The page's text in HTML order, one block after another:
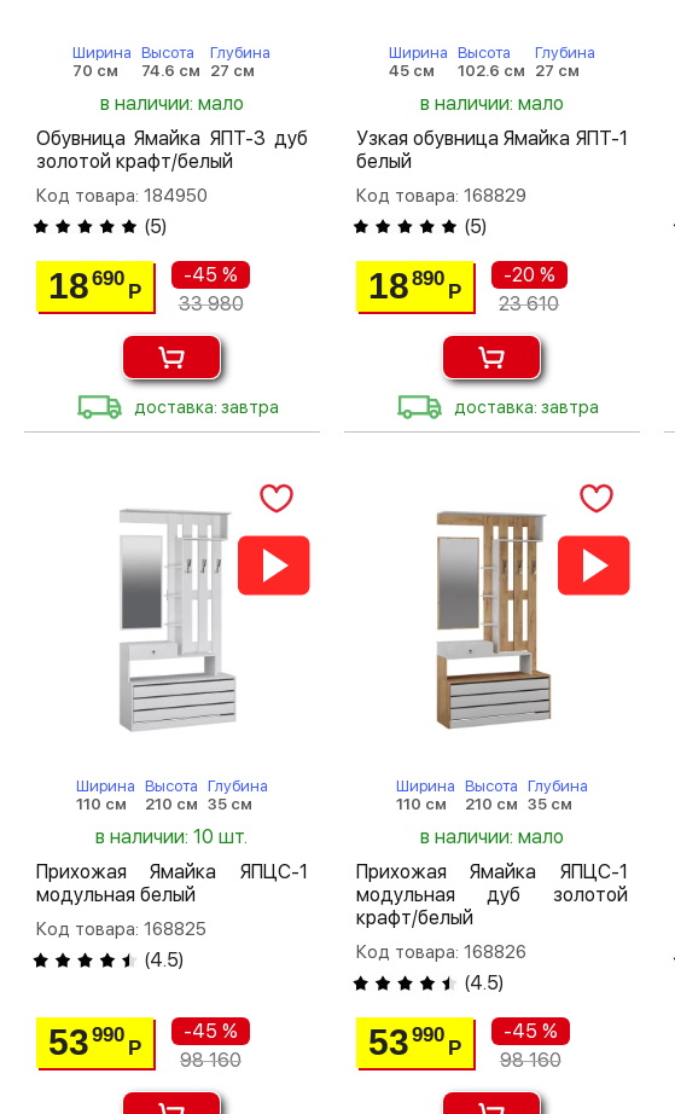
Ширина
70 см
Высота
74.6 см
Глубина
27 см
в наличии: мало
Обувница Ямайка ЯПТ-3 дуб
золотой крафт/белый
Код товара: 184950
(5)
18690
Р
-45 %
33 980
доставка: завтра
Ширина
45 см
Высота
102.6 см
Глубина
27 см
в наличии: мало
Узкая обувница Ямайка ЯПТ-1
белый
Код товара: 168829
(5)
18890
Р
-20 %
23 610
доставка: завтра
Ширина
110 см
Высота
210 см
Глубина
35 см
в наличии: 10 шт.
Прихожая Ямайка ЯПЦС-1
модульная белый
Код товара: 168825
(4.5)
53990
Р
-45 %
98 160
Ширина
110 см
Высота
210 см
Глубина
35 см
в наличии: мало
Прихожая Ямайка ЯПЦС-1
модульная дуб золотой
крафт/белый
Код товара: 168826
(4.5)
53990
Р
-45 %
98 160